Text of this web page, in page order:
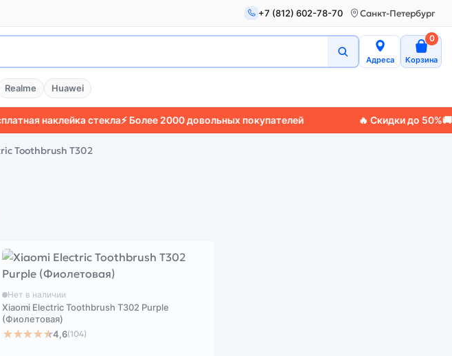
+7 (812) 602-78-70 Санкт-Петербург
Адреса Корзина
0
Realme Huawei
наклейка стекла⚡ Более 2000 довольных покупателей 🔥 Скидки до 50% 🚚
Toothbrush T302
Нет в наличии
Xiaomi Electric Toothbrush T302 Purple
(Фиолетовая)
★★★★★4,6(104)